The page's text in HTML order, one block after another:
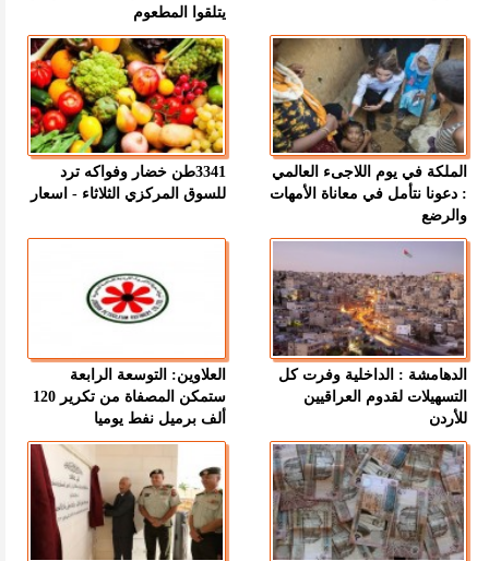
يتلقوا المطعوم
الملكة في يوم اللاجىء العالمي
: دعونا نتأمل في معاناة الأمهات
والرضع
3341طن خضار وفواكه ترد
للسوق المركزي الثلاثاء - اسعار
الدهامشة : الداخلية وفرت كل
التسهيلات لقدوم العراقيين
للأردن
العلاوين: التوسعة الرابعة
ستمكن المصفاة من تكرير 120
ألف برميل نفط يوميا